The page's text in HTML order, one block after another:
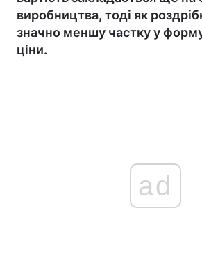
виробництва, тоді як
значно меншу частку у
ціни.
ad